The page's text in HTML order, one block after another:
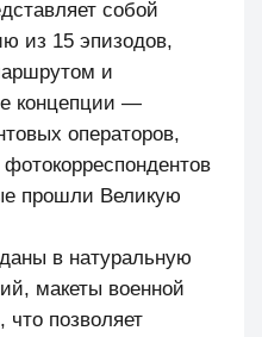
собой
из 15 эпизодов,
и
концепции —
операторов,
прошли Великую
в натуральную
макеты военной
что позволяет